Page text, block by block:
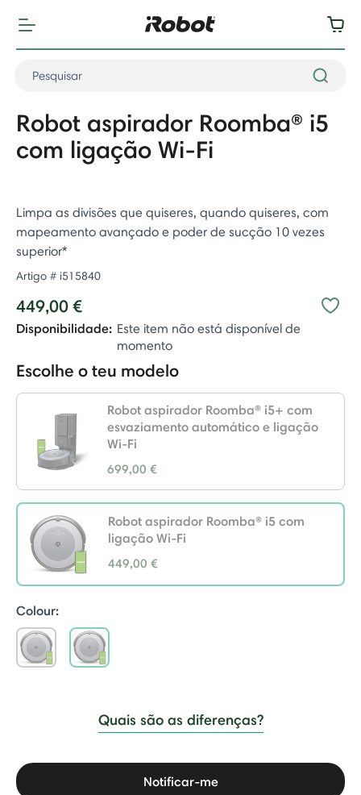
Robot aspirador Roomba® i5
com ligação Wi-Fi
Limpa as divisões que quiseres, quando quiseres, com
mapeamento avançado e poder de sucção 10 vezes
superior*
Artigo # i515840
449,00 €
Disponibilidade: Este item não está disponível de
momento
Escolhe o teu modelo
Robot aspirador Roomba® i5+ com
esvaziamento automático e ligação
Wi-Fi
699,00 €
Robot aspirador Roomba® i5 com
ligação Wi-Fi
449,00 €
selected
Colour:
Quais são as diferenças?
Notificar-me